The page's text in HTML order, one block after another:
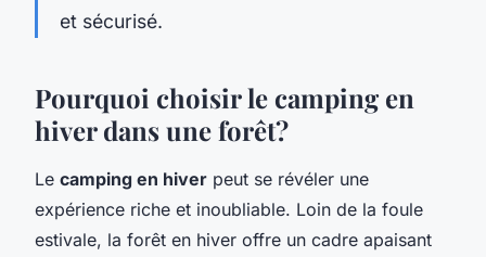
et sécurisé.
Pourquoi choisir le camping en
hiver dans une forêt?
Le camping en hiver peut se révéler une
expérience riche et inoubliable. Loin de la foule
estivale, la forêt en hiver offre un cadre apaisant